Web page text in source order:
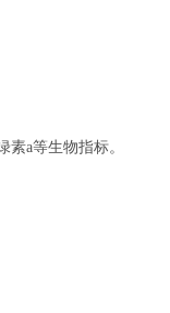
a等生物指标。